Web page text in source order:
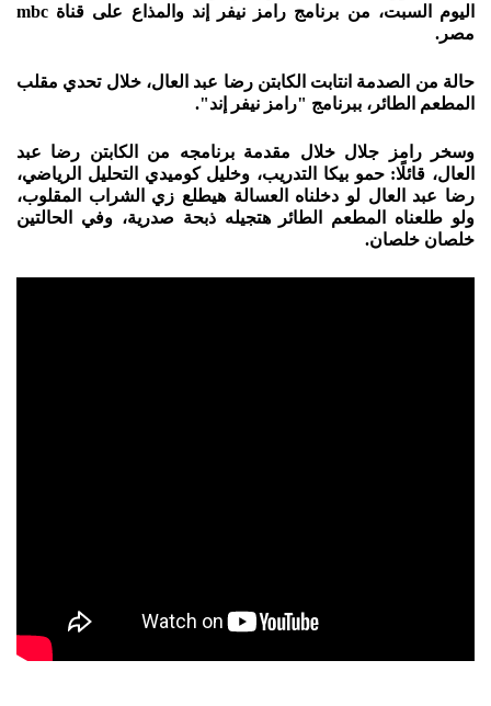
اليوم السبت، من برنامج رامز نيفر إند والمذاع على قناة mbc
مصر.
حالة من الصدمة انتابت الكابتن رضا عبد العال، خلال تحدي مقلب
المطعم الطائر، ببرنامج "رامز نيفر إند".
وسخر رامز جلال خلال مقدمة برنامجه من الكابتن رضا عبد
العال، قائلًا: حمو بيكا التدريب، وخليل كوميدي التحليل الرياضي،
رضا عبد العال لو دخلناه العسالة هيطلع زي الشراب المقلوب،
ولو طلعناه المطعم الطائر هتجيله ذبحة صدرية، وفي الحالتين
خلصان خلصان.